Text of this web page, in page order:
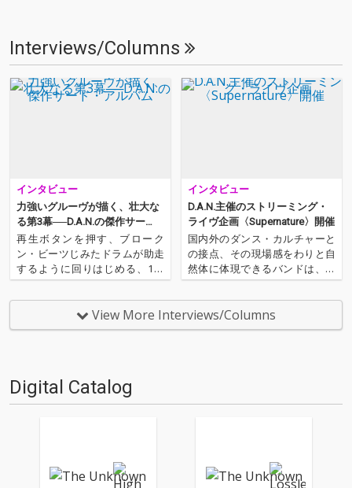
Interviews/Columns
インタビュー
力強いグルーヴが描く、壮大な
る第3幕──D.A.N.の傑作サー
ド・アルバム
再生ボタンを押す、ブローク
ン・ビーツじみたドラムが助走
するように回りはじめる、1分
後、疾走するシンセ・リフとと
もにアルバムは重力を振り切っ
て、軽快な足取りで走り出す。
気づけば一気にラスト、幕引き
インタビュー
D.A.N.主催のストリーミング・
ライヴ企画〈Supernature〉開催
国内外のダンス・カルチャーと
の接点、その現場感をわりと自
然体に体現できるバンドは、こ
こ日本では少ない気もするのだ
が、わりと彼らはクールに、自
然体にそれをやりのけている。
6月13日（土）に主催ライヴ・
View More Interviews/Columns
Digital Catalog